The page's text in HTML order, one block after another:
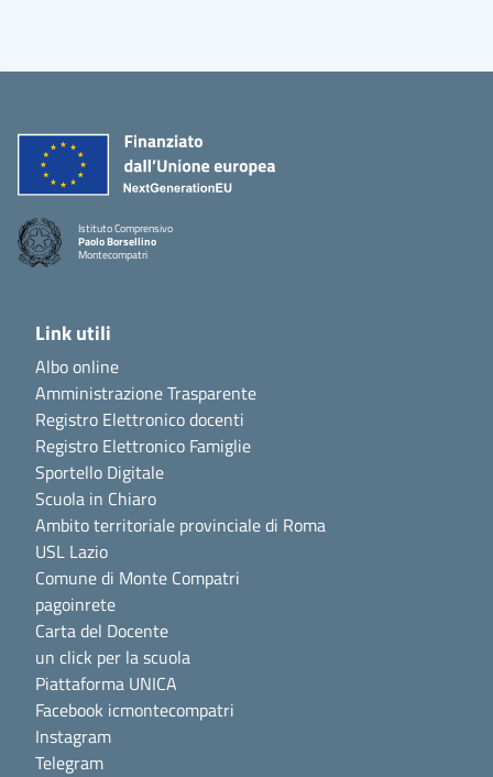
Istituto Comprensivo
Paolo Borsellino
Montecompatri
Link utili
Albo online
Amministrazione Trasparente
Registro Elettronico docenti
Registro Elettronico Famiglie
Sportello Digitale
Scuola in Chiaro
Ambito territoriale provinciale di Roma
USL Lazio
Comune di Monte Compatri
pagoinrete
Carta del Docente
un click per la scuola
Piattaforma UNICA
Facebook icmontecompatri
Instagram
Telegram